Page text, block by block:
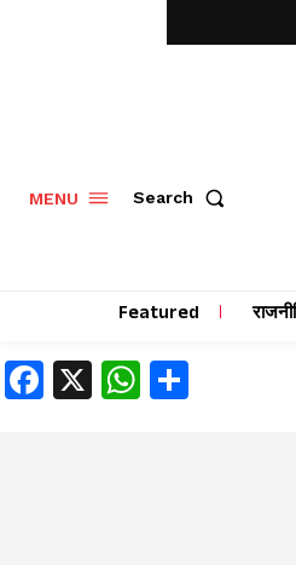
MENU Search
Featured
Facebook
X WhatsApp